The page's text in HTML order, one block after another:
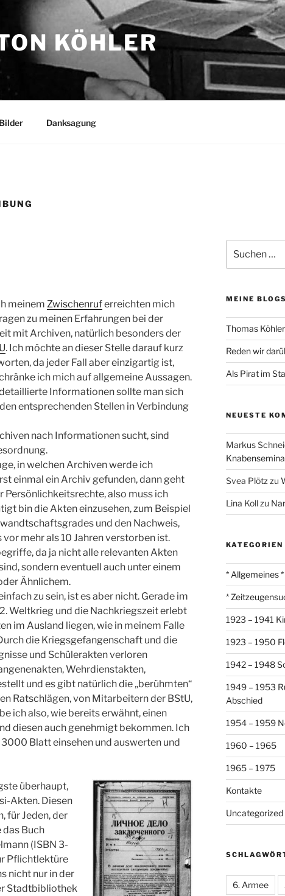
KÖHLER
Danksagung
meinem Zwischenruferreichten mich
zu meinen Erfahrungen bei der
mit Archiven, natürlich besonders der
. Ich möchte an dieser Stelle darauf kurz
da jeder Fall aber einzigartig ist,
ich mich auf allgemeine Aussagen.
Informationen sollte man sich
entsprechenden Stellen in Verbindung
nach Informationen sucht, sind
in welchen Archiven werde ich
einmal ein Archiv gefunden, dann geht
Persönlichkeitsrechte, also muss ich
bin die Akten einzusehen, zum Beispiel
und den Nachweis,
mehr als 10 Jahren verstorben ist.
da ja nicht alle relevanten Akten
sondern eventuell auch unter einem
Ähnlichem.
zu sein, ist es aber nicht. Gerade im
Weltkrieg und die Nachkriegszeit erlebt
im Ausland liegen, wie in meinem Falle
die Kriegsgefangenschaft und die
und Schülerakten verloren
Wehrdienstakten,
und es gibt natürlich die „berühmten“
Ratschlägen, von Mitarbeitern der BStU,
ich also, wie bereits erwähnt, einen
diesen auch genehmigt bekommen. Ich
Blatt einsehen und auswerten und
überhaupt,
Akten. Diesen
für Jeden, der
Buch
(ISBN 3-
Pflichtlektüre
nicht nur in der
Stadtbibliothek
nach:
MEINE
Thomas
Reden wir
Als Pirat im
NEUESTE
Markus
Svea Plötz zu
Lina Kollzu
KATEGORIEN
* Allgemeines *
*
1923 – 1941
1923 – 1950
1942 – 1948
1949 – 1953
Abschied
1954 – 1959
1960 – 1965
1965 – 1975
Kontakte
Uncategorized
6. Armee